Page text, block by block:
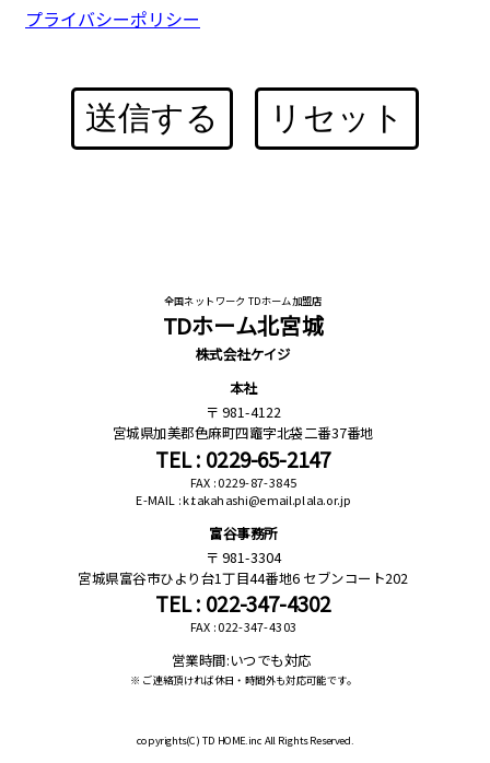
プライバシーポリシー
送信する リセット
全国ネットワーク TDホーム加盟店
TDホーム北宮城
株式会社ケイジ
本社
981-4122
宮城県加美郡色麻町四竈字北袋二番37番地
TEL : 0229-65-2147
FAX : 0229-87-3845
E-MAIL : k.takahashi@email.plala.or.jp
富谷事務所
981-3304
宮城県富谷市ひより台1丁目44番地6 セブンコート202
TEL : 022-347-4302
FAX : 022-347-4303
営業時間:いつでも対応
※ ご連絡頂ければ休日・時間外も対応可能です。
copyrights(C) TD HOME.inc All Rights Reserved.